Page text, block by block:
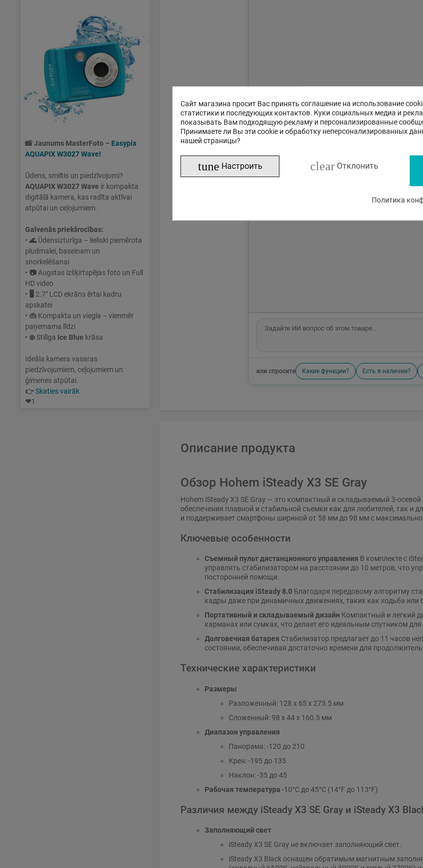
Сайт магазина просит Вас принять соглашение на использование
статистики и последующих контактов. Куки социальных медиа и
показывать Вам подходящую рекламу и персонализированные
Принимаете ли Вы эти cookie и обработку неперсонализированных
нашей страницы?
tune Настроить clear Отклонить
Политика
📸Jaunums MasterFoto – Easypix
AQUAPIX W3027 Wave!
Ūdens, smiltis un piedzīvojumi?
AQUAPIX W3027 Wave ir kompakta
digitālā kamera, kas radīta aktīvai
atpūtai un ceļojumiem.
Galvenās priekšrocības:
• 🌊Ūdensizturīga – lieliski piemērota
pludmalei, baseinam un
snorkelēšanai
• 📷 Augstas izšķirtspējas foto un Full
HD video
• 🖥 2.7" LCD ekrāns ērtai kadru
apskatei
• 👜 Kompakta un viegla – vienmēr
paņemama līdzi
• ❄️Stilīga Ice Blue krāsa
Ideāla kamera vasaras
piedzīvojumiem, ceļojumiem un
ģimenes atpūtai.
👉Skaties vairāk
❤1
или спросите Какие функции? Есть в наличии?
Описание продукта
Обзор Hohem iSteady X3 SE Gray
Hohem iSteady X3 SE Gray — это компактный и складываемый 3-
обеспечения плавной и стабильной съемки как для любителей, так и
и поддерживает смартфоны шириной от 58 мм до 98 мм с
Ключевые особенности
Съемный пульт дистанционного управления В комплекте с
управлять стабилизатором на расстоянии до 10 метров, что
посторонней помощи.
Стабилизация iSteady 8.0Благодаря передовому алгоритму
кадры даже при динамичных движениях, таких как ходьба или
Портативный и складываемый дизайн Компактный и легкий
карманах или сумках, что делает его идеальным спутником
Долговечная батарея Стабилизатор предлагает до 11 часов
состоянии, обеспечивая достаточно времени для
Технические характеристики
Размеры
Разложенный: 128 x 65 x 275.5 мм
Сложенный: 98 x 44 x 160.5 мм
Диапазон управления
Панорама: -120 до 210
Крен: -195 до 135
Наклон: -35 до 45
Рабочая температура -10°C до 45°C (14°F до 113°F)
Различия между iSteady X3 SE Gray и iSteady X3
Заполняющий свет
iSteady X3 SE Gray не включает заполняющий свет.
iSteady X3 Black оснащен обратимым магнитным